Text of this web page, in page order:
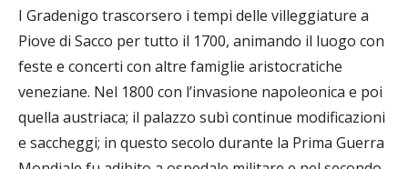
I Gradenigo trascorsero i tempi delle villeggiature a
Piove di Sacco per tutto il 1700, animando il luogo con
feste e concerti con altre famiglie aristocratiche
veneziane. Nel 1800 con l’invasione napoleonica e poi
quella austriaca; il palazzo subì continue modificazioni
e saccheggi; in questo secolo durante la Prima Guerra